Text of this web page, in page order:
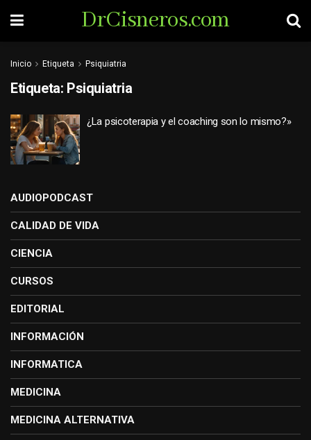
DrCisneros.com
Inicio Etiqueta Psiquiatria
Etiqueta: Psiquiatria
¿La psicoterapia y el coaching son lo mismo?»
AUDIOPODCAST
CALIDAD DE VIDA
CIENCIA
CURSOS
EDITORIAL
INFORMACIÓN
INFORMATICA
MEDICINA
MEDICINA ALTERNATIVA